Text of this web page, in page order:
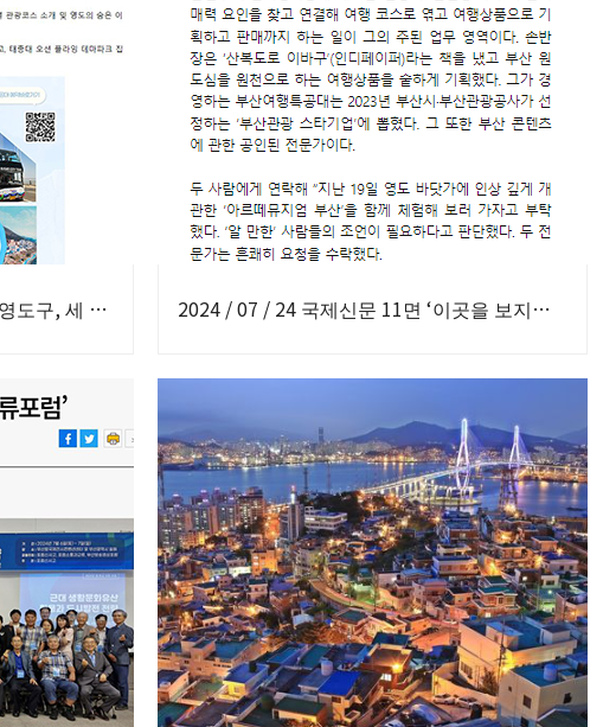
2024 / 08 / 21 아이뉴스24 ‘부산 영도구, 세 번째 기획테마투어 언노운 영도 운영’ 보도 2024 / 07 / 24 국제신문 11면 ‘이곳을 보지않은자 황홀을 말하지 말라’ 보도